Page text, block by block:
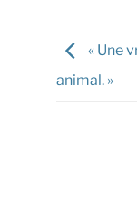
« Une
animal. »